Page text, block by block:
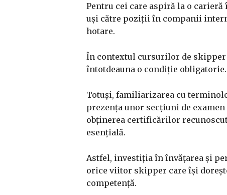
Pentru cei care aspiră la o
uși către poziții în companii
hotare.
În contextul cursurilor de skipper
întotdeauna o condiție
Totuși, familiarizarea cu
prezența unor secțiuni de examen
obținerea certificărilor
esențială.
Astfel, investiția în învățarea și
orice viitor skipper care își
competență.